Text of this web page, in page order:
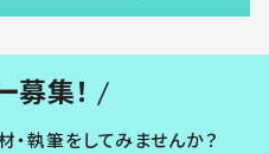
募集！
・執筆をしてみませんか？